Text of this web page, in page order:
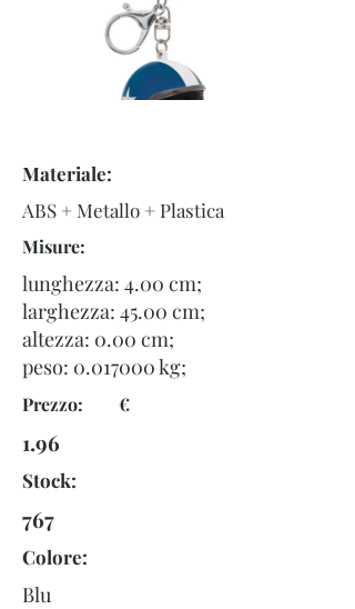
Materiale:
ABS + Metallo + Plastica
Misure:
lunghezza: 4.00 cm;
larghezza: 45.00 cm;
altezza: 0.00 cm;
peso: 0.017000kg;
Prezzo: €
1.96
Stock:
767
Colore:
Blu